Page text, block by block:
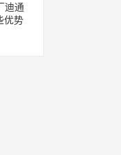
迪通
优势